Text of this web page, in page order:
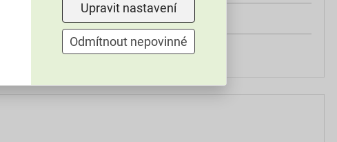
60–80
Upravit nastavení
Odmítnout nepovinné